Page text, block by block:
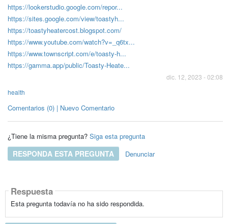
https://lookerstudio.google.com/repor...
https://sites.google.com/view/toastyh...
https://toastyheatercost.blogspot.com/
https://www.youtube.com/watch?v=_q6tx...
https://www.townscript.com/e/toasty-h...
https://gamma.app/public/Toasty-Heate...
dic. 12, 2023 - 02:08
health
Comentarios (0) | Nuevo Comentario
¿Tiene la misma pregunta? Siga esta pregunta
RESPONDA ESTA PREGUNTA Denunciar
Respuesta
Esta pregunta todavía no ha sido respondida.